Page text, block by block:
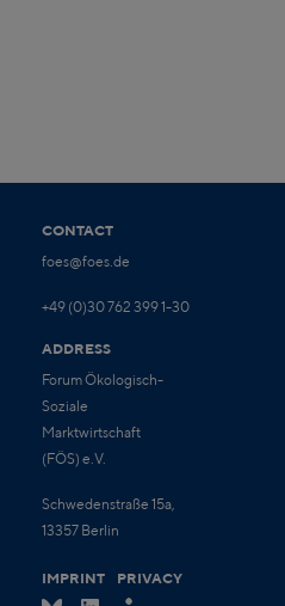
CONTACT
foes@foes.de
+49 (0)30 762 399 1-30
ADDRESS
Forum Ökologisch-
Soziale
Marktwirtschaft
(FÖS) e.V.
Schwedenstraße 15a,
13357 Berlin
IMPRINT PRIVACY